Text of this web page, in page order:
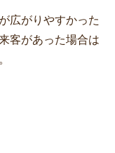
広がりやすかった
客があった場合は